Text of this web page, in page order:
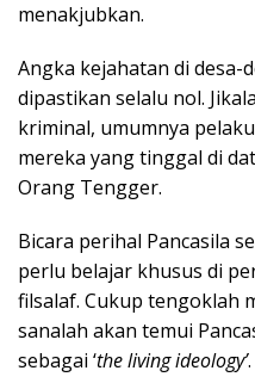
menakjubkan.
Angka kejahatan di desa-
dipastikan selalu nol.
kriminal, umumnya
mereka yang tinggal di
Orang Tengger.
Bicara perihal Pancasila
perlu belajar khusus di
filsalaf. Cukup tengoklah
sanalah akan temui
sebagai ‘the living ideology’.